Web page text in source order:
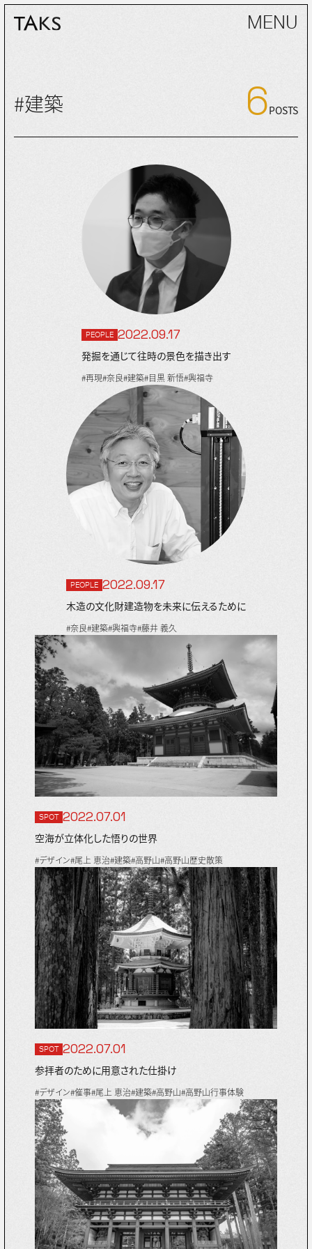
MAGAZINE
SPOT
TAGS
ABOUT
#伝統工芸#催事#再現#刀#妖怪
MENU
#建築 6POSTS
PEOPLE 2022.09.17
発掘を通じて往時の景色を描き出す
#再現#奈良#建築#目黒 新悟#興福寺
PEOPLE 2022.09.17
木造の文化財建造物を未来に伝えるために
#奈良#建築#興福寺#藤井 義久
SPOT 2022.07.01
空海が立体化した悟りの世界
#デザイン#尾上 恵治#建築#高野山#高野山歴史散策
SPOT 2022.07.01
参拝者のために用意された仕掛け
#デザイン#催事#尾上 恵治#建築#高野山#高野山行事体験